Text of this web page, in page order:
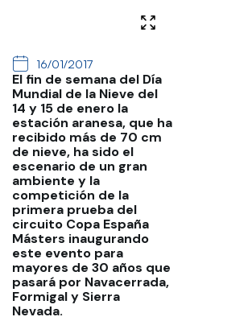
16/01/2017
El fin de semana del Día
Mundial de la Nieve del
14 y 15 de enero la
estación aranesa, que ha
recibido más de 70 cm
de nieve, ha sido el
escenario de un gran
ambiente y la
competición de la
primera prueba del
circuito Copa España
Másters inaugurando
este evento para
mayores de 30 años que
pasará por Navacerrada,
Formigal y Sierra
Nevada.